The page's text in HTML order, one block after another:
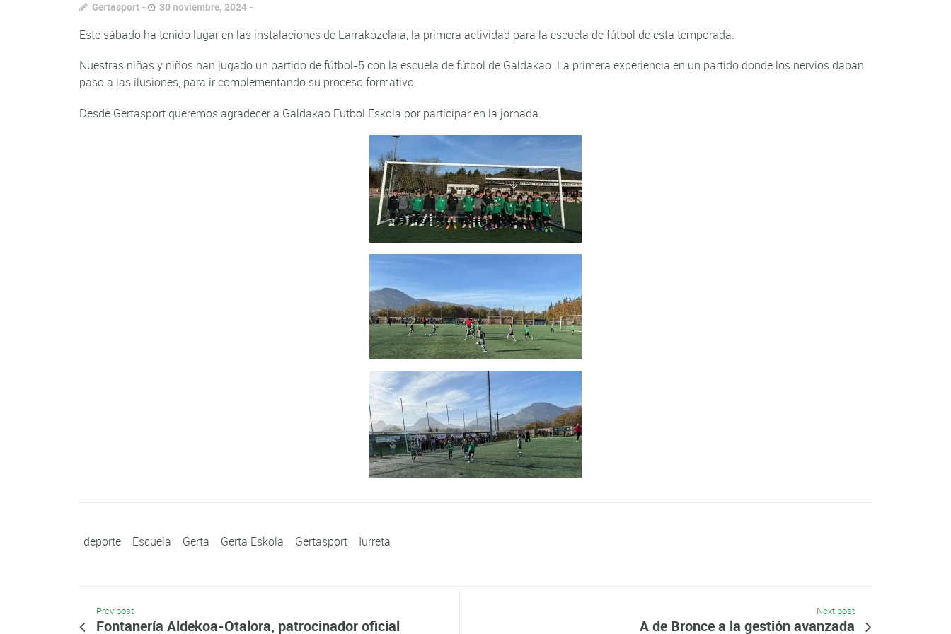
Gertasport 30 noviembre, 2024
Este sábado ha tenido lugar en las instalaciones de Larrakozelaia, la primera actividad para la escuela de fútbol de esta temporada.
Nuestras niñas y niños han jugado un partido de fútbol-5 con la escuela de fútbol de Galdakao. La primera experiencia en un partido donde los nervios daban
paso a las ilusiones, para ir complementando su proceso formativo.
Desde Gertasport queremos agradecer a Galdakao Futbol Eskola por participar en la jornada.
deporte Escuela Gerta Gerta Eskola Gertasport Iurreta
Prev post
Fontanería Aldekoa-Otalora, patrocinador oficial
Next post
A de Bronce a la gestión avanzada